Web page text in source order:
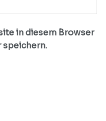
in diesem Browser
speichern.